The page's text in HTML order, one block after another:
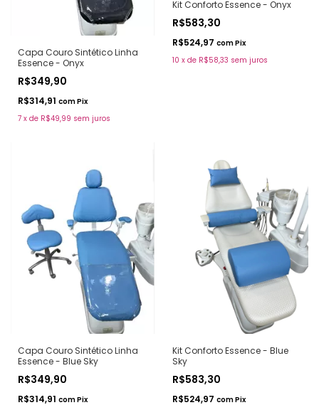
Capa Couro Sintético Linha
Essence - Onyx
R$349,90
R$314,91 comPix
7 x de R$49,99 sem juros
Kit Conforto Essence - Onyx
R$583,30
R$524,97 comPix
10 x de R$58,33 sem juros
Capa Couro Sintético Linha
Essence - Blue Sky
R$349,90
R$314,91 comPix
Kit Conforto Essence - Blue
Sky
R$583,30
R$524,97 comPix